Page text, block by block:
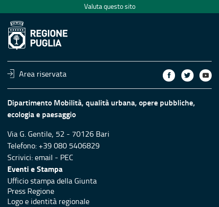
Valuta questo sito
Area riservata
Dipartimento Mobilità, qualità urbana, opere pubbliche,
ecologia e paesaggio
Via G. Gentile, 52 - 70126 Bari
Telefono: +39 080 5406829
Scrivici:email - PEC
Eventi e Stampa
Ufficio stampa della Giunta
Press Regione
Logo e identità regionale